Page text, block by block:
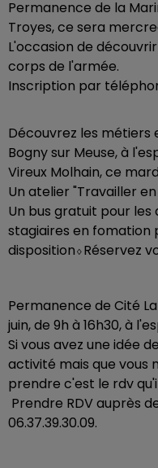
Permanence de la
Troyes, ce sera
L'occasion de
corps de l'armée.
Inscription par
Découvrez les
Bogny sur Meuse, à
Vireux Molhain, ce
Un atelier "Travailler
Un bus gratuit pour
stagiaires en fomation
disposition⬨Réservez
Permanence de Cité
juin, de 9h à 16h30, à
Si vous avez une idée
activité mais que vous
prendre c'est le rdv
Prendre RDV auprès
06.37.39.30.09.